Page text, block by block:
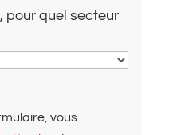
pour quel secteur
vous